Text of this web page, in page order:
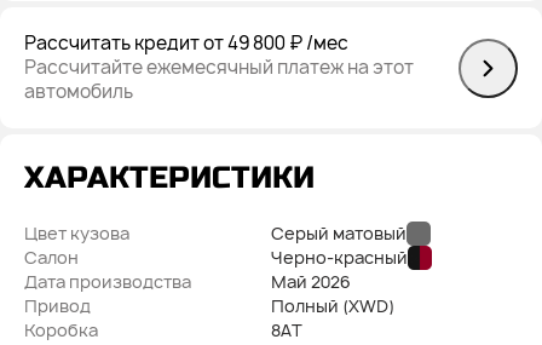
Рассчитать кредитот 49 800 ₽/мес
Рассчитайте ежемесячный платеж на этот
автомобиль
ХАРАКТЕРИСТИКИ
Цвет кузова
Серый матовый
Салон
Черно-красный
Дата производства
Май 2026
Привод
Полный (XWD)
Коробка
8AT